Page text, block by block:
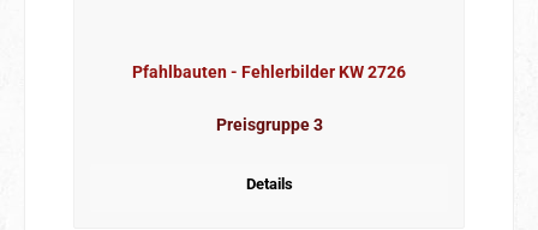
Pfahlbauten - Fehlerbilder KW 2726
Preisgruppe 3
Details